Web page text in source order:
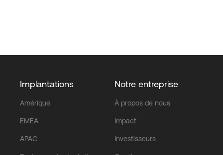
Implantations
Amérique
EMEA
APAC
Notre entreprise
À propos de nous
Impact
Investisseurs